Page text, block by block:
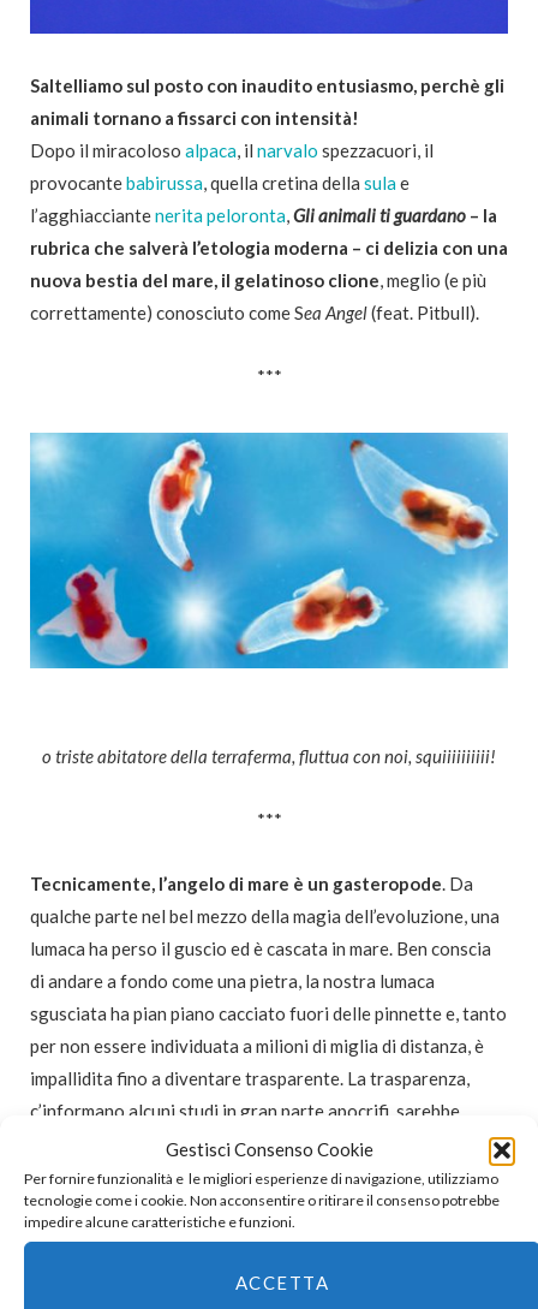
Gestisci Consenso Cookie
Per fornire funzionalità e le migliori esperienze di navigazione, utilizziamo
tecnologie come i cookie. Non acconsentire o ritirare il consenso potrebbe
impedire alcune caratteristiche e funzioni.
ACCETTA
Saltelliamo sul posto con inaudito entusiasmo, perchè gli
animali tornano a fissarci con intensità!
Dopo il miracoloso alpaca, il narvalo spezzacuori, il
provocantebabirussa, quella cretina della sulae
l’agghiacciantenerita peloronta,Gli animali ti guardano – la
rubrica che salverà l’etologia moderna – ci delizia con una
nuova bestia del mare, il gelatinoso clione, meglio (e più
correttamente) conosciuto come Sea Angel(feat. Pitbull).
***
o triste abitatore della terraferma, fluttua con noi, squiiiiiiiiii!
***
Tecnicamente, l’angelo di mare è un gasteropode. Da
qualche parte nel bel mezzo della magia dell’evoluzione, una
lumaca ha perso il guscio ed è cascata in mare. Ben conscia
di andare a fondo come una pietra, la nostra lumaca
sgusciata ha pian piano cacciato fuori delle pinnette e, tanto
per non essere individuata a milioni di miglia di distanza, è
impallidita fino a diventare trasparente. La trasparenza,
c’informano alcuni studi in gran parte apocrifi, sarebbe
anche sopraggiunta a causa degli innumerevoli spaventi
patiti dall’angelo di mare agli albori della sua esistenza
subacquea, quando ancora aveva qualcosa in comune con le
bavose lumache mangialattuga e non aveva la minima idea di
cosa fare nell’immensità dell’ostile oceano.